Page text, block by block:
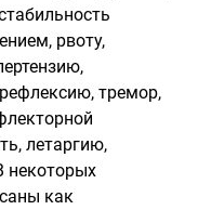
рвоту,
тремор,
летаргию,
некоторых
как